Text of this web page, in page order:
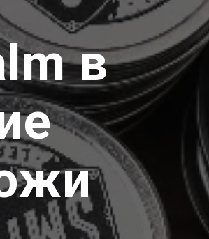
в